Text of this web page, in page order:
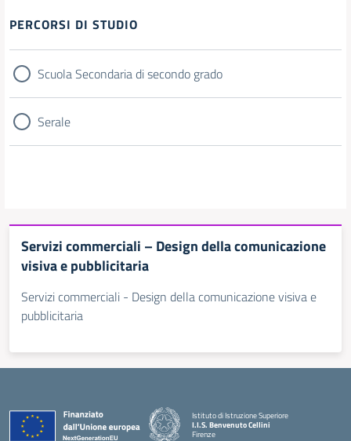
Filtri
PERCORSI DI STUDIO
Scuola Secondaria di secondo grado
Serale
Servizi commerciali – Design della comunicazione
visiva e pubblicitaria
Servizi commerciali - Design della comunicazione visiva e
pubblicitaria
Istituto di Istruzione Superiore
I.I.S. Benvenuto Cellini
Firenze